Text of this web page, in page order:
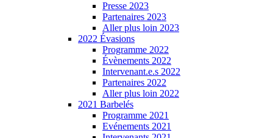
Presse 2023
Partenaires 2023
Aller plus loin 2023
2022 Évasions
Programme 2022
Évènements 2022
Intervenant.e.s 2022
Partenaires 2022
Aller plus loin 2022
2021 Barbelés
Programme 2021
Evénements 2021